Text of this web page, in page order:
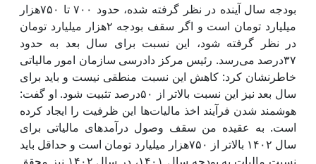
بودجه سال آینده در نظر گرفته شده، حدود ۷۰۰ تا ۷۵۰هزار
میلیارد تومان است و اگر سقف بودجه ۲هزار میلیارد تومان
در نظر گرفته شود، این نسبت برای سال بعد به حدود
۳۷درصد می‌رسد. رئیس مرکز دادرسی سازمان امور مالیاتی
خاطرنشان کرد: کاهش این نسبت منطقی نیست و باید برای
سال بعد نیز این نسبت بالاتر از ۵۰درصد تثبیت شود. او گفت:
هوشمند شدن فرآیند اخذ مالیات‌ها این ظرفیت را ایجاد کرده
است. به عقیده من سقف وصول درآمدهای مالیاتی برای
سال ۱۴۰۲ بالاتر از ۷۵۰هزار میلیارد تومان است و حداقل باید